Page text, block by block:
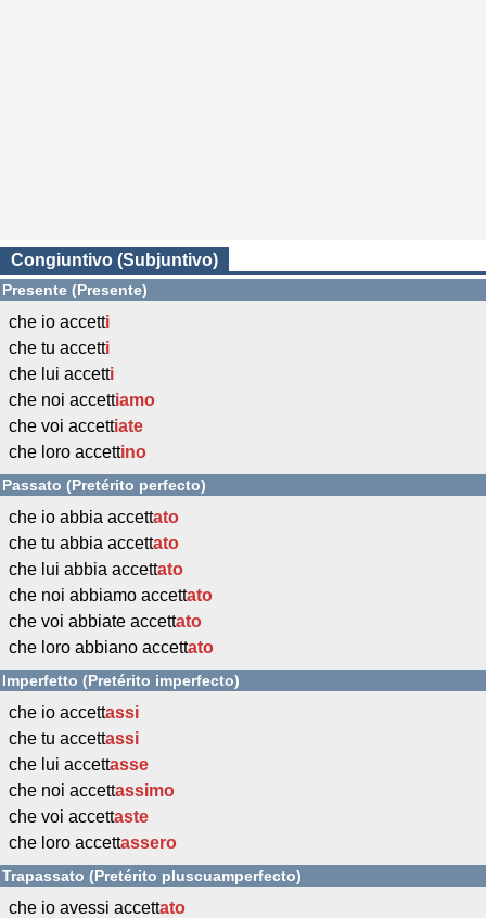
Congiuntivo (Subjuntivo)
Presente (Presente)
che io accetti
che tu accetti
che lui accetti
che noi accettiamo
che voi accettiate
che loro accettino
Passato (Pretérito perfecto)
che io abbia accettato
che tu abbia accettato
che lui abbia accettato
che noi abbiamo accettato
che voi abbiate accettato
che loro abbiano accettato
Imperfetto (Pretérito imperfecto)
che io accettassi
che tu accettassi
che lui accettasse
che noi accettassimo
che voi accettaste
che loro accettassero
Trapassato (Pretérito pluscuamperfecto)
che io avessi accettato